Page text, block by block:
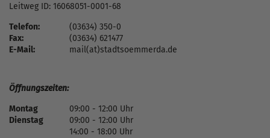
Leitweg ID: 16068051-0001-68
Telefon:
(03634) 350-0
Fax:
(03634) 621477
E-Mail:
mail(at)stadtsoemmerda.de
Öffnungszeiten:
Montag
09:00 - 12:00 Uhr
Dienstag
09:00 - 12:00 Uhr
14:00 - 18:00 Uhr